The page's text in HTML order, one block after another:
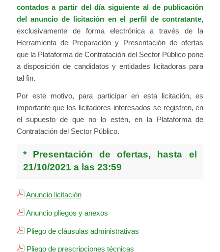
contados a partir del día siguiente al de publicación
del anuncio de licitación en el perfil de contratante,
exclusivamente de forma electrónica a través de la
Herramienta de Preparación y Presentación de ofertas
que la Plataforma de Contratación del Sector Público pone
a disposición de candidatos y entidades licitadoras para
tal fin.
Por este motivo, para participar en esta licitación, es
importante que los licitadores interesados se registren, en
el supuesto de que no lo estén, en la Plataforma de
Contratación del Sector Público.
* Presentación de ofertas, hasta el
21/10/2021 a las 23:59
Anuncio licitación
Anuncio pliegos y anexos
Pliego de cláusulas administrativas
Pliego de prescripciones técnicas